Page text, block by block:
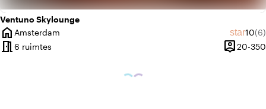
Ventuno Skylounge
home
Plaats
Amsterdam star10(6)
meeting_room6 ruimtes person_pin20-350